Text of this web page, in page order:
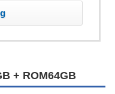
+ ROM64GB